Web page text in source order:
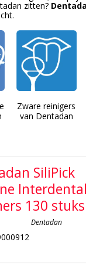
zitten?
Zware reinigers
van Dentadan
SiliPick
Interdental
130
Dentadan